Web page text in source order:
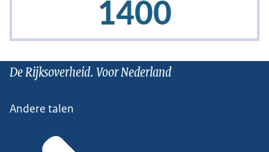
De Rijksoverheid. Voor Nederland
Andere talen